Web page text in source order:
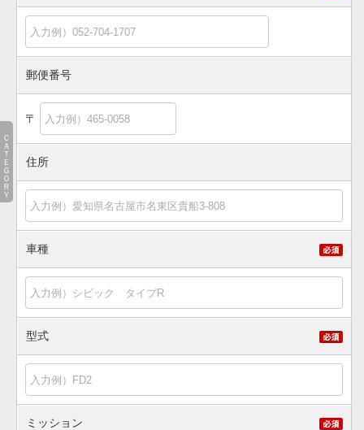
郵便番号
〒
住所
車種
型式
ミッション
ＣＡＴＥＧＯＲＹ